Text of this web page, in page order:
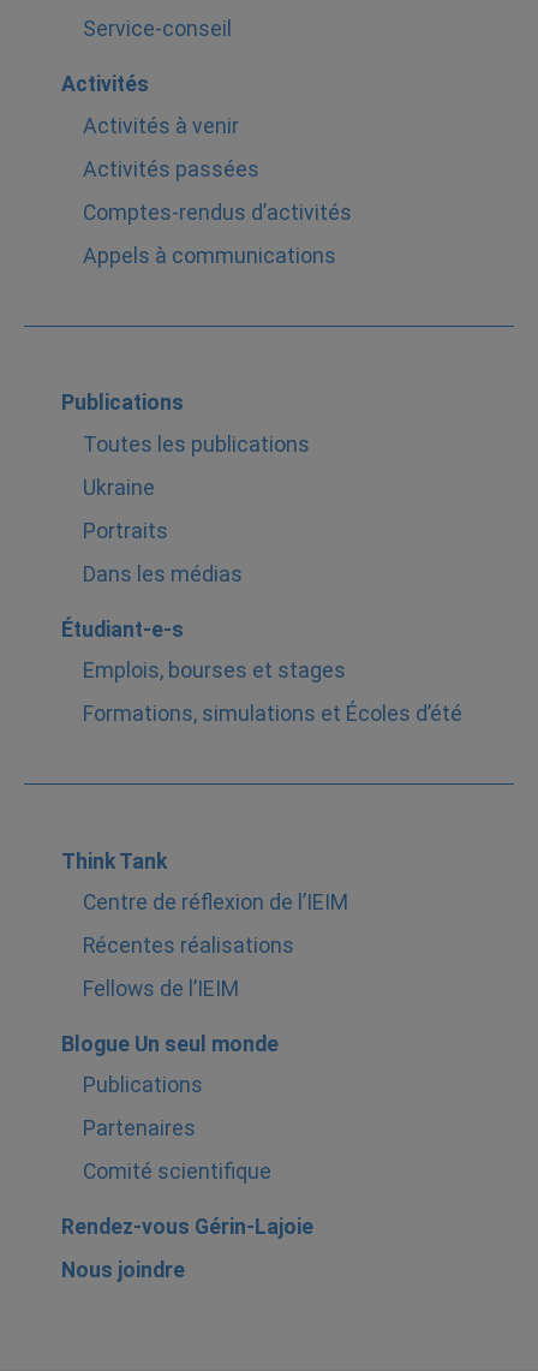
Service-conseil
Activités
Activités à venir
Activités passées
Comptes-rendus d’activités
Appels à communications
Publications
Toutes les publications
Ukraine
Portraits
Dans les médias
Étudiant-e-s
Emplois, bourses et stages
Formations, simulations et Écoles d’été
Think Tank
Centre de réflexion de l’IEIM
Récentes réalisations
Fellows de l’IEIM
Blogue Un seul monde
Publications
Partenaires
Comité scientifique
Rendez-vous Gérin-Lajoie
Nous joindre